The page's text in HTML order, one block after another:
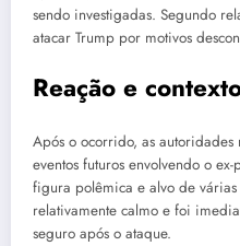
sendo investigadas. Segundo
atacar Trump por motivos
Reação e
Após o ocorrido, as
eventos futuros envolvendo o
figura polêmica e alvo de várias
relativamente calmo e foi
seguro após o ataque.